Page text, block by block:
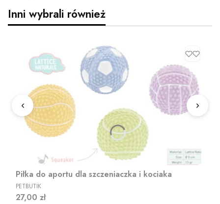
Inni wybrali również
Piłka do aportu dla szczeniaczka i kociaka
PRODUCENT
PETBUTIK
Cena
27,00 zł